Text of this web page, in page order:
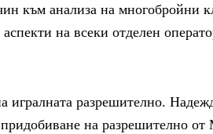
към анализа на многобройни
на всеки отделен
игралната разрешително.
на разрешително